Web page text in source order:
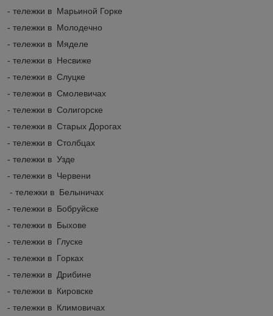
- тележки в Марьиной Горке
- тележки в Молодечно
- тележки в Мяделе
- тележки в Несвиже
- тележки в Слуцке
- тележки в Смолевичах
- тележки в Солигорске
- тележки в Старых Дорогах
- тележки в Столбцах
- тележки в Узде
- тележки в Червени
- тележки в Белыничах
- тележки в Бобруйске
- тележки в Быхове
- тележки в Глуске
- тележки в Горках
- тележки в Дрибине
- тележки в Кировске
- тележки в Климовичах